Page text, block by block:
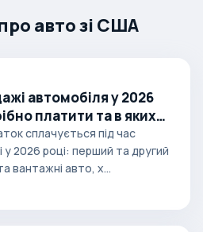
авто зі США
автомобіля у 2026
платити та в яких
сплачується під час
у 2026 році: перший та другий
вантажні авто, х...